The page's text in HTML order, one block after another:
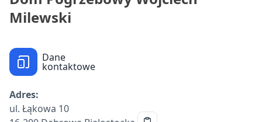
Milewski
Dane
kontaktowe
Adres:
ul. Łąkowa 10